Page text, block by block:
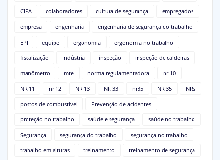
CIPA colaboradores cultura de segurança empregados
empresa engenharia engenharia de segurança do trabalho
EPI equipe ergonomia ergonomia no trabalho
fiscalização Indústria inspeção inspeção de caldeiras
manômetro mte norma regulamentadora nr 10
NR 11 nr 12 NR 13 NR 33 nr35 NR 35 NRs
postos de combustível Prevenção de acidentes
proteção no trabalho saúde e segurança saúde no trabalho
Segurança segurança do trabalho segurança no trabalho
trabalho em alturas treinamento treinamento de segurança